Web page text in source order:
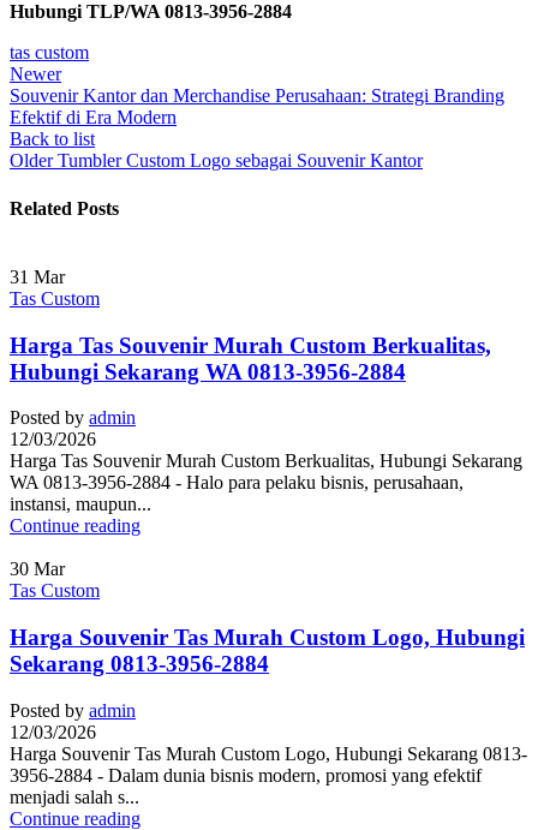
Hubungi TLP/WA 0813-3956-2884
tas custom
Newer
Souvenir Kantor dan Merchandise Perusahaan: Strategi Branding
Efektif di Era Modern
Back to list
Older Tumbler Custom Logo sebagai Souvenir Kantor
Related Posts
31 Mar
Tas Custom
Harga Tas Souvenir Murah Custom Berkualitas,
Hubungi Sekarang WA 0813-3956-2884
Posted by admin
12/03/2026
Harga Tas Souvenir Murah Custom Berkualitas, Hubungi Sekarang
WA 0813-3956-2884 - Halo para pelaku bisnis, perusahaan,
instansi, maupun...
Continue reading
30 Mar
Tas Custom
Harga Souvenir Tas Murah Custom Logo, Hubungi
Sekarang 0813-3956-2884
Posted by admin
12/03/2026
Harga Souvenir Tas Murah Custom Logo, Hubungi Sekarang 0813-
3956-2884 - Dalam dunia bisnis modern, promosi yang efektif
menjadi salah s...
Continue reading